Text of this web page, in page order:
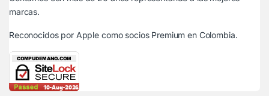
marcas.
Reconocidos por Apple como socios Premium en Colombia.